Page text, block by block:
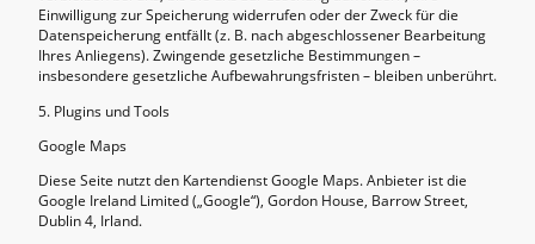
Einwilligung zur Speicherung widerrufen oder der Zweck für die
Datenspeicherung entfällt (z. B. nach abgeschlossener Bearbeitung
Ihres Anliegens). Zwingende gesetzliche Bestimmungen –
insbesondere gesetzliche Aufbewahrungsfristen – bleiben unberührt.
5. Plugins und Tools
Google Maps
Diese Seite nutzt den Kartendienst Google Maps. Anbieter ist die
Google Ireland Limited („Google“), Gordon House, Barrow Street,
Dublin 4, Irland.